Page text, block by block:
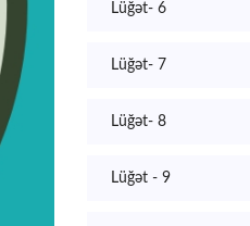
Lüğət- 6
Lüğət- 7
Lüğət- 8
Lüğət - 9